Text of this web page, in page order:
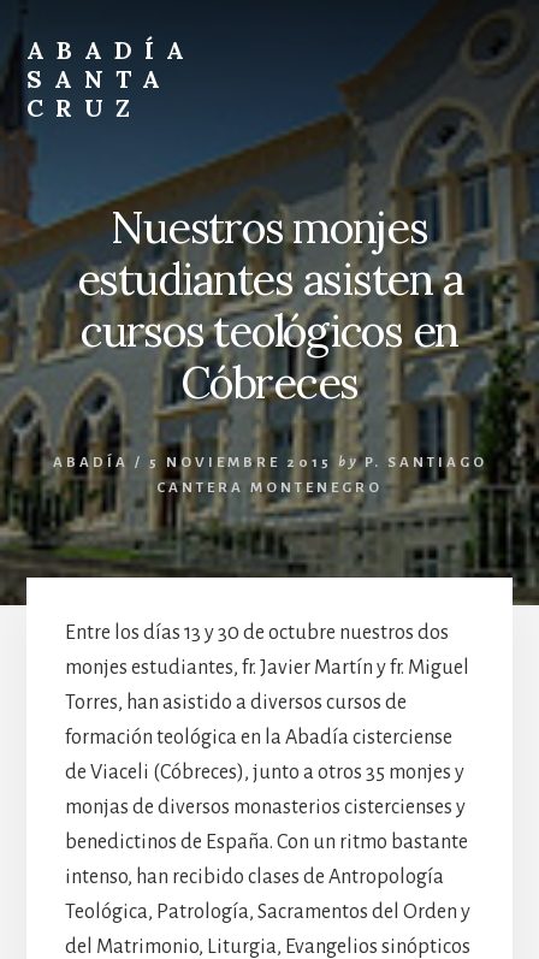
Skip
content
Skip
footer
ABADÍA
SANTA
CRUZ
Benedictinos
Nuestros monjes
estudiantes asisten a
cursos teológicos en
Cóbreces
ABADÍA / 5 NOVIEMBRE 2015 by P. SANTIAGO
CANTERA MONTENEGRO
Entre los días 13 y 30 de octubre nuestros dos
monjes estudiantes, fr. Javier Martín y fr. Miguel
Torres, han asistido a diversos cursos de
formación teológica en la Abadía cisterciense
de Viaceli (Cóbreces), junto a otros 35 monjes y
monjas de diversos monasterios cistercienses y
benedictinos de España. Con un ritmo bastante
intenso, han recibido clases de Antropología
Teológica, Patrología, Sacramentos del Orden y
del Matrimonio, Liturgia, Evangelios sinópticos